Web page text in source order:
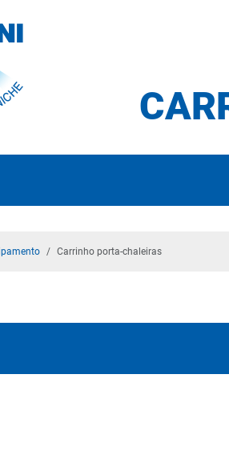
Carrinho porta-chaleiras